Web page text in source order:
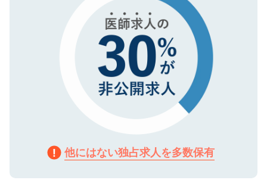
他にはない独占求人を多数保有